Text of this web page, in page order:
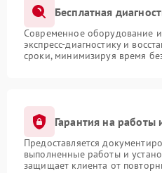
Бесплатная
Современное оборудование
экспресс-диагностику и
сроки, минимизируя время
Гарантия на работы
Предоставляется
выполненные работы и
защищает клиента от